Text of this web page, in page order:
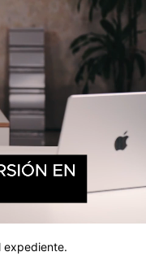
expediente.